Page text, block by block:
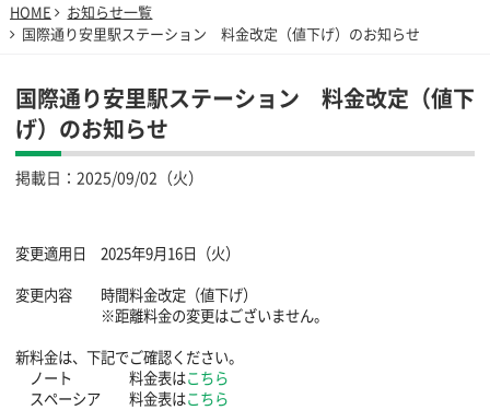
HOME
お知らせ一覧
国際通り安里駅ステーション 料金改定（値下げ）のお知らせ
国際通り安里駅ステーション 料金改定（値下
げ）のお知らせ
掲載日： 2025/09/02（火）
変更適用日 2025年9月16日（火）
変更内容 時間料金改定（値下げ）
※距離料金の変更はございません。
新料金は、下記でご確認ください。
ノート 料金表はこちら
スペーシア 料金表はこちら